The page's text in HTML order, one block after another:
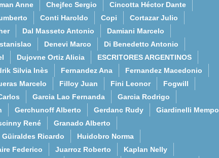
Anne Chejfec Sergio
Cincotta Héctor Dante
Conti Haroldo Copi
Cortazar Julio
Dal Masseto Antonio
Damiani Marcelo
Denevi Marco
Di Benedetto Antonio
Dujovne Ortiz Alicia
ESCRITORES ARGENTINOS
Silvia Inès Fernandez Ana
Fernandez Macedonio
Marcelo Filloy Juan Fini Leonor
Fogwill
Garcia Lao Fernanda
Garcia Rodrigo
Gerchunoff Alberto Gerdanc Rudy
Giardinelli Mempo
René
Granado Alberto
Güiraldes Ricardo
Huidobro Norma
Federico Juarroz Roberto
Kaplan Nelly